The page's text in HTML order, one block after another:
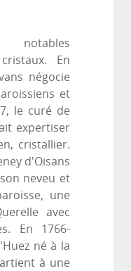
En
négocie
et
le curé de
expertiser
cristallier.
d'Oisans
neveu et
une
avec
En 1766-
né à la
à une